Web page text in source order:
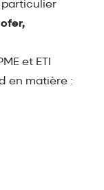
et ETI
en matière :